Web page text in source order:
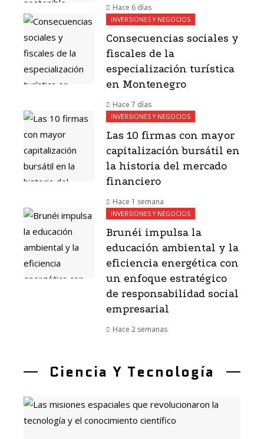
Hace 6 días
INVERSIONES Y NEGOCIOS
Consecuencias sociales y
fiscales de la
especialización turística
en Montenegro
Hace 7 días
INVERSIONES Y NEGOCIOS
Las 10 firmas con mayor
capitalización bursátil en
la historia del mercado
financiero
Hace 1 semana
INVERSIONES Y NEGOCIOS
Brunéi impulsa la
educación ambiental y la
eficiencia energética con
un enfoque estratégico
de responsabilidad social
empresarial
Hace 2 semanas
Ciencia Y Tecnología